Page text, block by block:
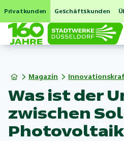
Privatkunden Geschäftskunden
Magazin
Was ist der
zwischen